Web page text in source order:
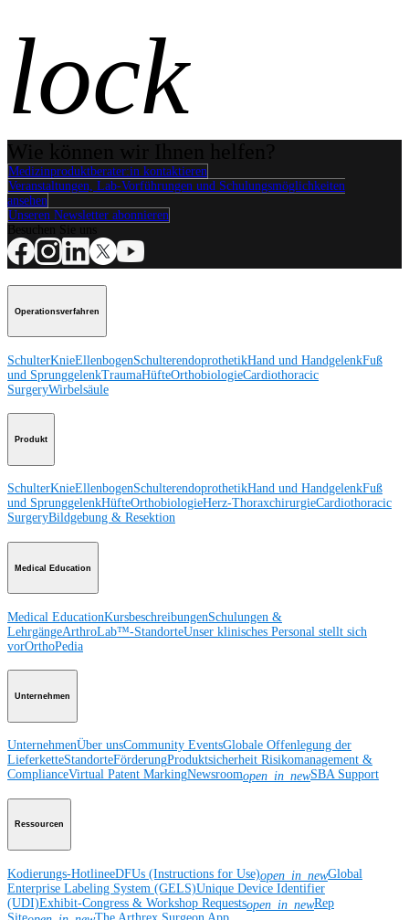
lock
Medizinproduktberater:in kontaktieren
Veranstaltungen, Lab-Vorführungen und Schulungsmöglichkeiten
ansehen
Unseren Newsletter abonnieren
Operationsverfahren
SchulterKnieEllenbogenSchulterendoprothetikHand und HandgelenkFuß
und SprunggelenkTraumaHüfteOrthobiologieCardiothoracic
SurgeryWirbelsäule
Produkt
SchulterKnieEllenbogenSchulterendoprothetikHand und HandgelenkFuß
und SprunggelenkHüfteOrthobiologieHerz-ThoraxchirurgieCardiothoracic
SurgeryBildgebung & Resektion
Medical Education
Medical EducationKursbeschreibungenSchulungen &
LehrgängeArthroLab™-StandorteUnser klinisches Personal stellt sich
vorOrthoPedia
Unternehmen
UnternehmenÜber unsCommunity EventsGlobale Offenlegung der
LieferketteStandorteFörderungProduktsicherheit Risikomanagement &
ComplianceVirtual Patent MarkingNewsroomopen_in_newSBA Support
Ressourcen
Kodierungs-HotlineeDFUs (Instructions for Use)open_in_newGlobal
Enterprise Labeling System (GELS)Unique Device Identifier
(UDI)Exhibit-Congress & Workshop Requestsopen_in_newRep